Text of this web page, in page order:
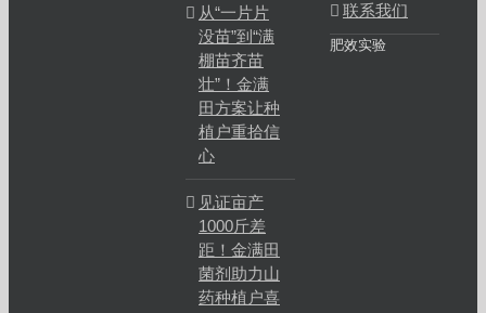
从“一片片
没苗”到“满
棚苗齐苗
壮”！金满
田方案让种
植户重拾信
心
见证亩产
1000斤差
距！金满田
菌剂助力山
药种植户喜
联系我们
肥效实验